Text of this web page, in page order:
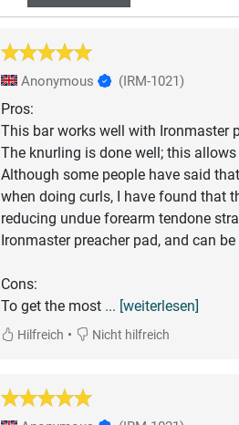
Anonymous (IRM-1021)
Pros:
This bar works well with Ironmaster
The knurling is done well; this
Although some people have said
when doing curls, I have found that
reducing undue forearm tendone
Ironmaster preacher pad, and can
Cons:
To get the most ... [weiterlesen]
Hilfreich • Nicht hilfreich